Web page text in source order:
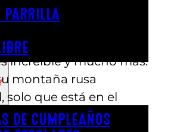
PARRILLA
DE CUMPLEAÑOS
Así es. Austin’s
los elementos
de un parque de
increíble y mucho más.
montaña rusa
solo que está en el
que significa que